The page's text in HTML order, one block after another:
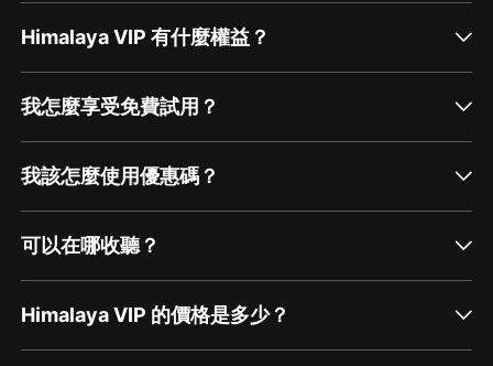
Himalaya VIP 有什麼權益？
我怎麼享受免費試用？
我該怎麼使用優惠碼？
可以在哪收聽？
Himalaya VIP 的價格是多少？